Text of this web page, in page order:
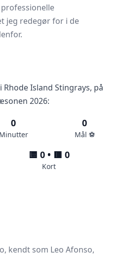
jeg redegør for i de
Island Stingrays, på
2026:
0
Minutter
0
Mål ⚽️
🟨 0 • 🟥 0
Kort
kendt som Leo Afonso,